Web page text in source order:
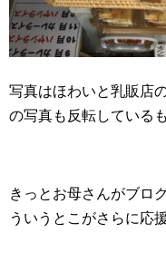
写真はほわいと乳販店
の写真も反転している
きっとお母さんがブロ
ういうとこがさらに応